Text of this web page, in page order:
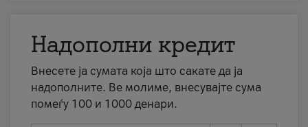
Надополни кредит
Внесете ја сумата која што сакате да ја
надополните. Ве молиме, внесувајте сума
помеѓу 100 и 1000 денари.